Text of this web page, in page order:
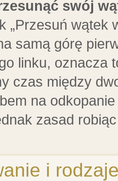
swój
„Przesuń wątek
samą górę
linku, oznacza
czas między
na
zasad
i